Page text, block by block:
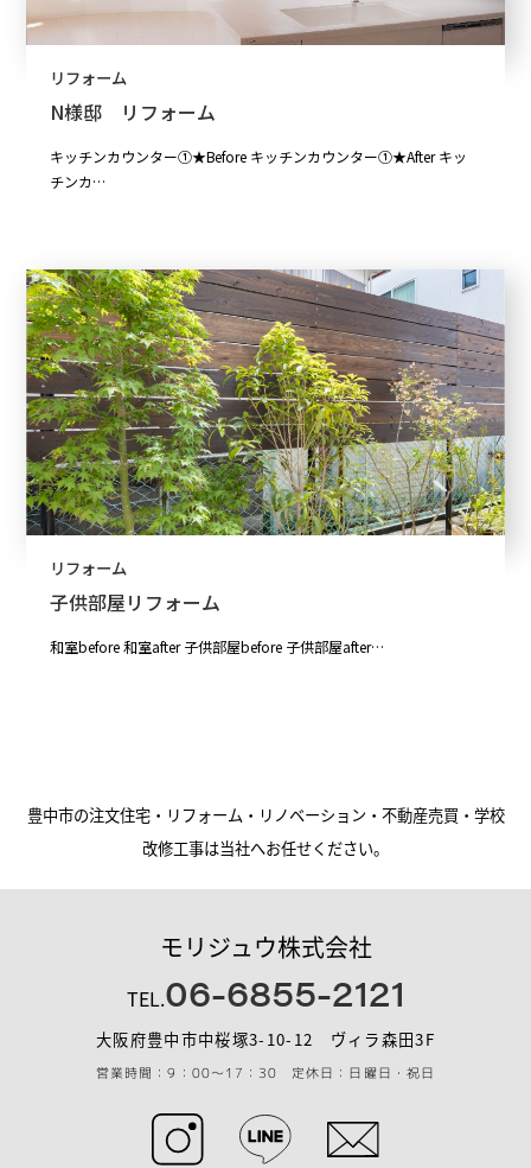
リフォーム
N様邸 リフォーム
キッチンカウンター①★Before キッチンカウンター①★After キッ
チンカ…
リフォーム
子供部屋リフォーム
和室before 和室after 子供部屋before 子供部屋after…
豊中市の注文住宅・リフォーム・リノベーション・不動産売買・学校
改修工事は当社へお任せください。
モリジュウ株式会社
TEL.06-6855-2121
大阪府豊中市中桜塚3-10-12 ヴィラ森田3F
営業時間：9：00～17：30 定休日：日曜日・祝日